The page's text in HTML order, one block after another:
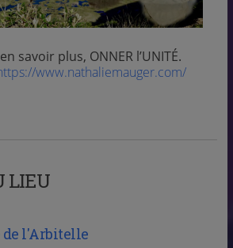
savoir plus, ONNER l’UNITÉ.
www.nathaliemauger.com/
LIEU
de l'Arbitelle